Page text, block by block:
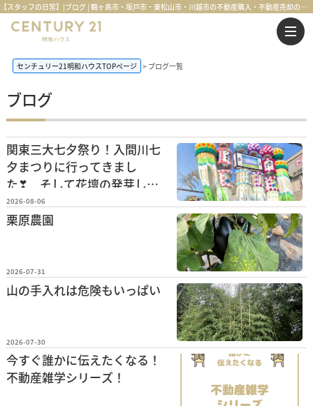
【スタッフの日常】|ブログ | 鶴ヶ島市・坂戸市・東松山市・川越市の不動産購入・不動産売却のことならセンチュリー21明和ハウス
センチュリー21明和ハウスTOPページ ブログ一覧
ブログ
関東三大七夕祭り！入間川七
夕まつりに行ってきまし
た❣ そして花壇の発芽した
花がこんなに大きくなりまし
た❣ 本日のお勧め物件は間
2026-08-06
栗原農園
2026-07-31
山の手入れは危険もいっぱい
2026-07-30
今すぐ誰かに伝えたくなる！
不動産雑学シリーズ！